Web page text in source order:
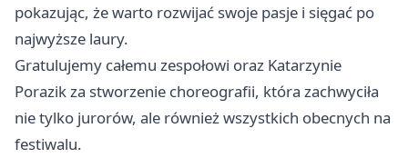
pokazując, że warto rozwijać swoje pasje i sięgać po
najwyższe laury.
Gratulujemy całemu zespołowi oraz Katarzynie
Porazik za stworzenie choreografii, która zachwyciła
nie tylko jurorów, ale również wszystkich obecnych na
festiwalu.